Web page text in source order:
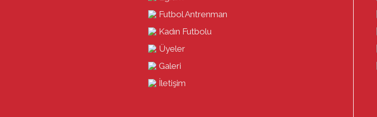
Futbol Antrenman
Kadın Futbolu
Üyeler
Galeri
İletişim